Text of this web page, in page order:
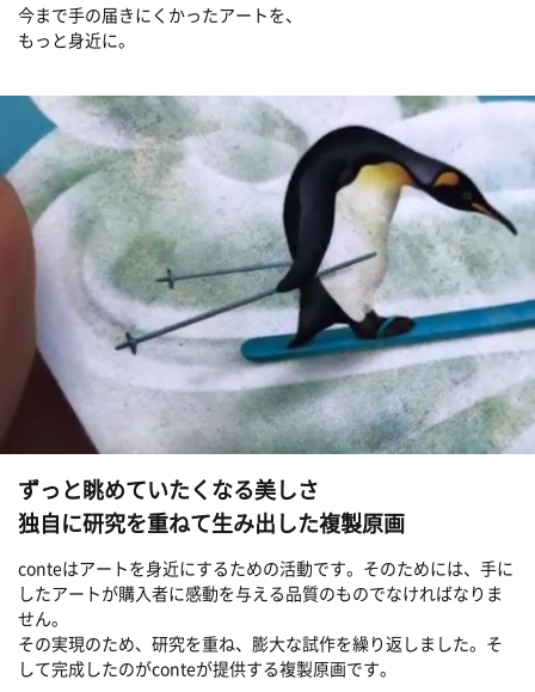
今まで手の届きにくかったアートを、
もっと身近に。
ずっと眺めていたくなる美しさ
独自に研究を重ねて生み出した複製原画
conteはアートを身近にするための活動です。そのためには、手に
したアートが購入者に感動を与える品質のものでなければなりま
せん。
その実現のため、研究を重ね、膨大な試作を繰り返しました。そ
して完成したのがconteが提供する複製原画です。